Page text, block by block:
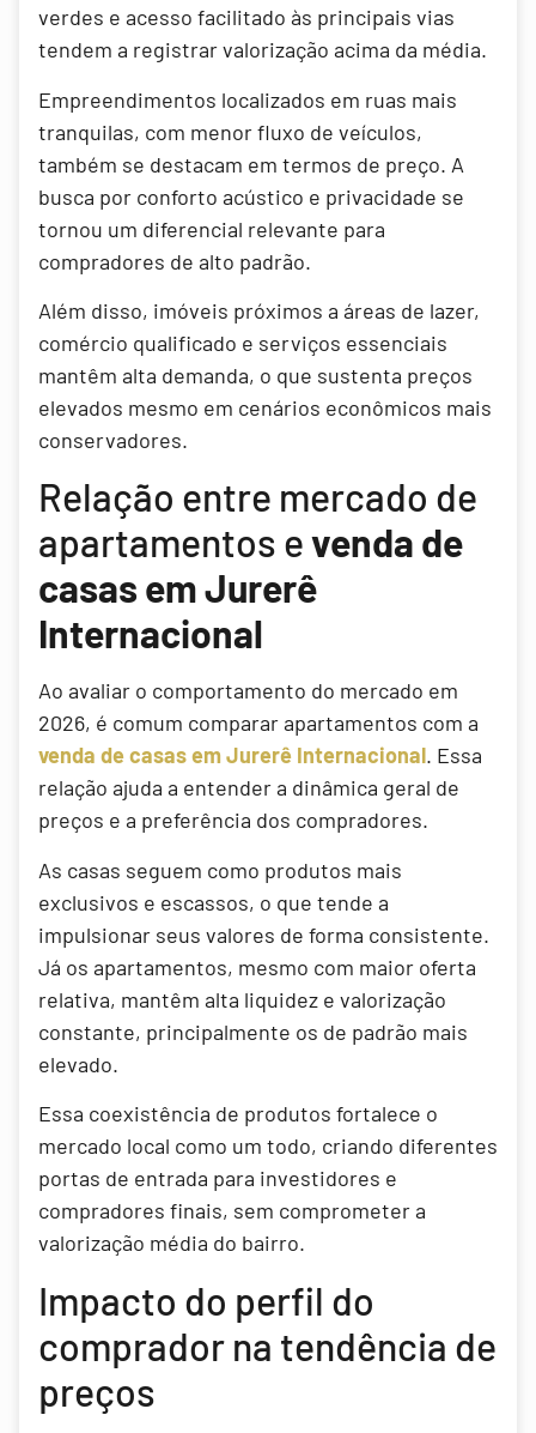
verdes e acesso facilitado às principais vias
tendem a registrar valorização acima da média.
Empreendimentos localizados em ruas mais
tranquilas, com menor fluxo de veículos,
também se destacam em termos de preço. A
busca por conforto acústico e privacidade se
tornou um diferencial relevante para
compradores de alto padrão.
Além disso, imóveis próximos a áreas de lazer,
comércio qualificado e serviços essenciais
mantêm alta demanda, o que sustenta preços
elevados mesmo em cenários econômicos mais
conservadores.
Relação entre mercado de
apartamentos evenda de
casas em Jurerê
Internacional
Ao avaliar o comportamento do mercado em
2026, é comum comparar apartamentos com a
venda de casas em Jurerê Internacional. Essa
relação ajuda a entender a dinâmica geral de
preços e a preferência dos compradores.
As casas seguem como produtos mais
exclusivos e escassos, o que tende a
impulsionar seus valores de forma consistente.
Já os apartamentos, mesmo com maior oferta
relativa, mantêm alta liquidez e valorização
constante, principalmente os de padrão mais
elevado.
Essa coexistência de produtos fortalece o
mercado local como um todo, criando diferentes
portas de entrada para investidores e
compradores finais, sem comprometer a
valorização média do bairro.
Impacto do perfil do
comprador na tendência de
preços